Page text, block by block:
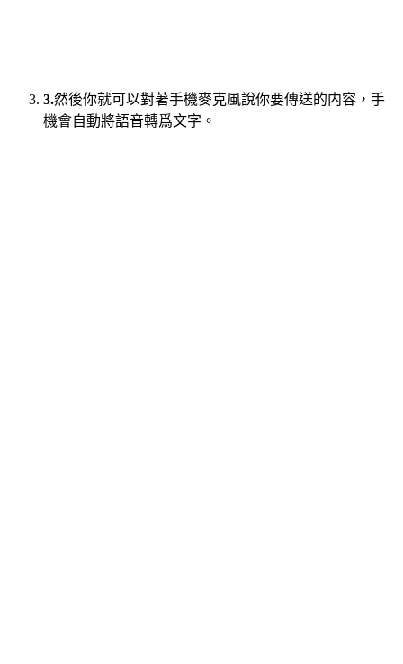
3.然後你就可以對著手機麥克風說你要傳送的内容，手
機會自動將語音轉爲文字。